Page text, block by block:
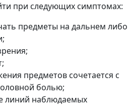
при следующих симптомах:
предметы на дальнем либо
предметов сочетается с
болью;
линий наблюдаемых